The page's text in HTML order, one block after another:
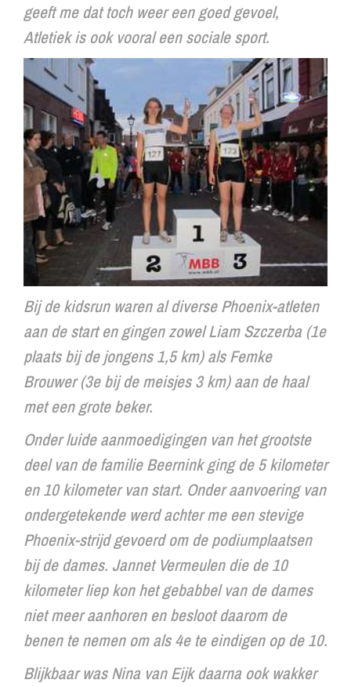
geeft me dat toch weer een goed gevoel,
Atletiek is ook vooral een sociale sport.
Bij de kidsrun waren al diverse Phoenix-atleten
aan de start en gingen zowel Liam Szczerba (1e
plaats bij de jongens 1,5 km) als Femke
Brouwer (3e bij de meisjes 3 km) aan de haal
met een grote beker.
Onder luide aanmoedigingen van het grootste
deel van de familie Beernink ging de 5 kilometer
en 10 kilometer van start. Onder aanvoering van
ondergetekende werd achter me een stevige
Phoenix-strijd gevoerd om de podiumplaatsen
bij de dames. Jannet Vermeulen die de 10
kilometer liep kon het gebabbel van de dames
niet meer aanhoren en besloot daarom de
benen te nemen om als 4e te eindigen op de 10.
Blijkbaar was Nina van Eijk daarna ook wakker